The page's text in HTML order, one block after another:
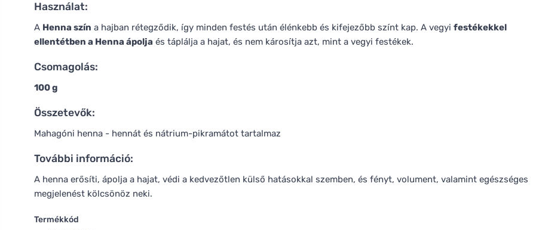
Használat:
A Henna szín a hajban rétegződik, így minden festés után élénkebb és kifejezőbb színt kap. A vegyi festékekkel
ellentétben a Henna ápolja és táplálja a hajat, és nem károsítja azt, mint a vegyi festékek.
Csomagolás:
100 g
Összetevők:
Mahagóni henna - hennát és nátrium-pikramátot tartalmaz
További információ:
A henna erősíti, ápolja a hajat, védi a kedvezőtlen külső hatásokkal szemben, és fényt, volument, valamint egészséges
megjelenést kölcsönöz neki.
Termékkód